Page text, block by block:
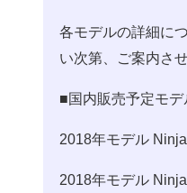
各モデルの詳細に
い次第、ご案内さ
■国内販売予定モデ
2018年モデル
2018年モデル